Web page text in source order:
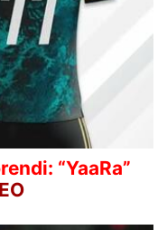
“YaaRa”